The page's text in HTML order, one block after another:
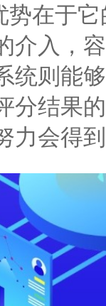
在于它
介入，
统则能
分结果
力会得